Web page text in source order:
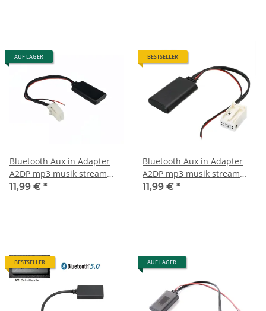
AUF LAGER
Bluetooth Aux in Adapter
A2DP mp3 musik stream
passend für Mazda 5 8 cx9
11,99 € *
BESTSELLER
Bluetooth Aux in Adapter
A2DP mp3 musik stream
passend für Mercedes
11,99 € *
BESTSELLER AUF LAGER